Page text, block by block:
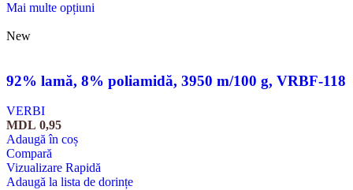
Mai multe opțiuni
New
92% lamă, 8% poliamidă, 3950 m/100 g, VRBF-118
VERBI
MDL 0,95
Adaugă în coș
Compară
Vizualizare Rapidă
Adaugă la lista de dorințe